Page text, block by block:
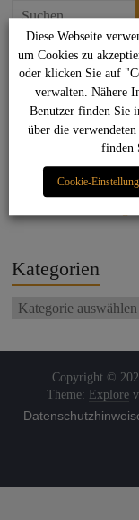
Das könnte
Sag net Stuggi!
Back to the beat
Jet Set Life
Kategorien
Copyright ©
Theme: Explore
Diese Webseite
um Cookies zu
oder klicken Sie auf
verwalten. Nähere
Benutzer finden Sie
über die
finden
Cookie-